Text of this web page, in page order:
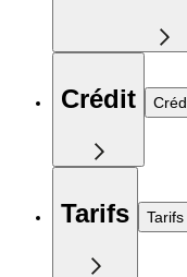
Crédit
Tarifs Tarifs